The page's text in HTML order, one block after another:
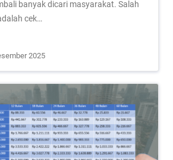
banyak dicari masyarakat. Salah
cek…
2025